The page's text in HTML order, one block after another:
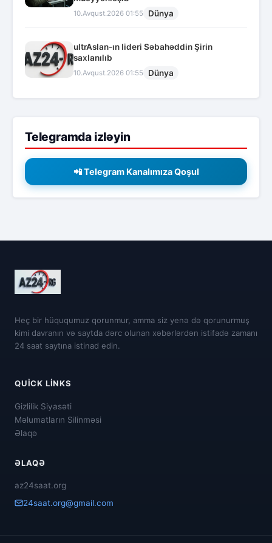
10.Avqust.2026 01:55 Dünya
ultrAslan-ın lideri Səbahəddin Şirin
saxlanılıb
10.Avqust.2026 01:55 Dünya
Telegramda izləyin
📲 Telegram Kanalımıza Qoşul
Heç bir hüququmuz qorunmur, amma siz yenə də qorunurmuş
kimi davranın və saytda dərc olunan xəbərlərdən istifadə zamanı
24 saat saytına istinad edin.
QUICK LINKS
Gizlilik Siyasəti
Məlumatların Silinməsi
Əlaqə
ƏLAQƏ
az24saat.org
24saat.org@gmail.com